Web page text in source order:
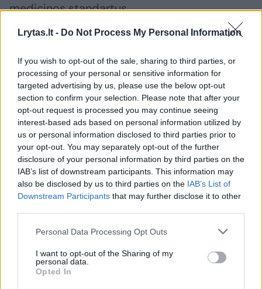
Lrytas.lt - Do Not Process My Personal Information
If you wish to opt-out of the sale, sharing to third parties, or
processing of your personal or sensitive information for
targeted advertising by us, please use the below opt-out
section to confirm your selection. Please note that after your
opt-out request is processed you may continue seeing
interest-based ads based on personal information utilized by
us or personal information disclosed to third parties prior to
your opt-out. You may separately opt-out of the further
disclosure of your personal information by third parties on the
IAB’s list of downstream participants. This information may
also be disclosed by us to third parties on the IAB’s List of
Downstream Participants that may further disclose it to other
Personal Data Processing Opt Outs
I want to opt-out of the Sharing of my
personal data.
Opted In
medicinos standartus.
apdovanota dirigentė Mirga Gražinytė-Tyla,
kurios veikla garsina Lietuvos vardą
prestižinėse pasaulio koncertų salėse.
Žurnalistikos nominacijoje įvertinta Rita
Miliūtė – jai įteikta statulėlė už principingos,
vertybėmis grįstos žurnalistikos pavyzdį.
Verslo nominacijoje triumfavo Toma
požiūrį į lyderystę ir modernios organizacinės
Ramunei Piekautaitei – už ilgametį indėlį
stiprinant lietuviškos mados identitetą.